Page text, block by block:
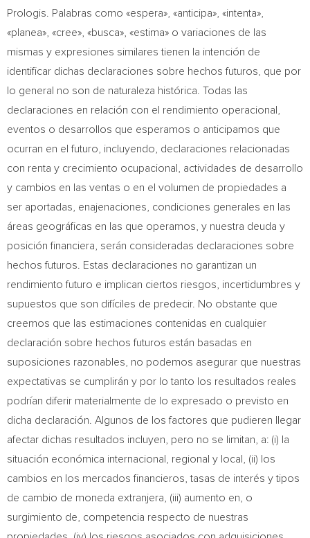
Prologis. Palabras como «espera», «anticipa», «intenta»,
«planea», «cree», «busca», «estima» o variaciones de las
mismas y expresiones similares tienen la intención de
identificar dichas declaraciones sobre hechos futuros, que por
lo general no son de naturaleza histórica. Todas las
declaraciones en relación con el rendimiento operacional,
eventos o desarrollos que esperamos o anticipamos que
ocurran en el futuro, incluyendo, declaraciones relacionadas
con renta y crecimiento ocupacional, actividades de desarrollo
y cambios en las ventas o en el volumen de propiedades a
ser aportadas, enajenaciones, condiciones generales en las
áreas geográficas en las que operamos, y nuestra deuda y
posición financiera, serán consideradas declaraciones sobre
hechos futuros. Estas declaraciones no garantizan un
rendimiento futuro e implican ciertos riesgos, incertidumbres y
supuestos que son difíciles de predecir. No obstante que
creemos que las estimaciones contenidas en cualquier
declaración sobre hechos futuros están basadas en
suposiciones razonables, no podemos asegurar que nuestras
expectativas se cumplirán y por lo tanto los resultados reales
podrían diferir materialmente de lo expresado o previsto en
dicha declaración. Algunos de los factores que pudieren llegar
afectar dichas resultados incluyen, pero no se limitan, a: (i) la
situación económica internacional, regional y local, (ii) los
cambios en los mercados financieros, tasas de interés y tipos
de cambio de moneda extranjera, (iii) aumento en, o
surgimiento de, competencia respecto de nuestras